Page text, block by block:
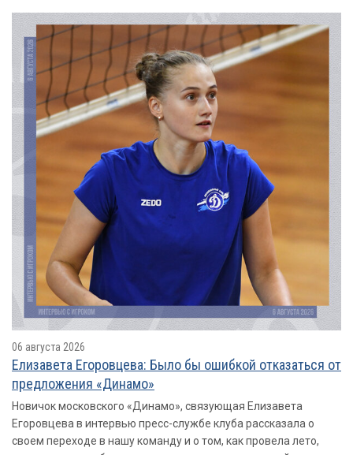
06 августа 2026
Елизавета Егоровцева: Было бы ошибкой отказаться от
предложения «Динамо»
Новичок московского «Динамо», связующая Елизавета
Егоровцева в интервью пресс-службе клуба рассказала о
своем переходе в нашу команду и о том, как провела лето,